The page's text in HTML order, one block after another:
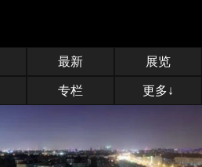
最新 展览
专栏 更多↓